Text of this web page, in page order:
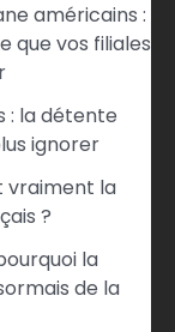
américains :
que vos filiales
: la détente
ignorer
vraiment la
?
la
de la